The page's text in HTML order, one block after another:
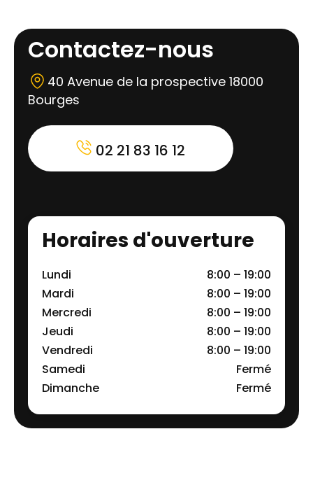
Contactez-nous
40 Avenue de la prospective 18000
Bourges
02 21 83 16 12
Horaires d'ouverture
Lundi
8:00 – 19:00
Mardi
8:00 – 19:00
Mercredi
8:00 – 19:00
Jeudi
8:00 – 19:00
Vendredi
8:00 – 19:00
Samedi
Fermé
Dimanche
Fermé